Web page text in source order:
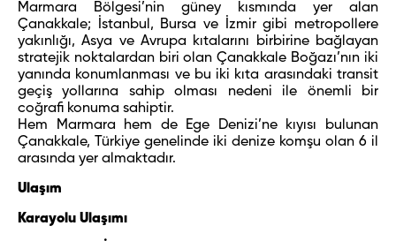
Marmara Bölgesi’nin güney kısmında yer alan
Çanakkale; İstanbul, Bursa ve İzmir gibi metropollere
yakınlığı, Asya ve Avrupa kıtalarını birbirine bağlayan
stratejik noktalardan biri olan Çanakkale Boğazı’nın iki
yanında konumlanması ve bu iki kıta arasındaki transit
geçiş yollarına sahip olması nedeni ile önemli bir
coğrafi konuma sahiptir.
Hem Marmara hem de Ege Denizi’ne kıyısı bulunan
Çanakkale, Türkiye genelinde iki denize komşu olan 6 il
arasında yer almaktadır.
Ulaşım
Karayolu Ulaşımı